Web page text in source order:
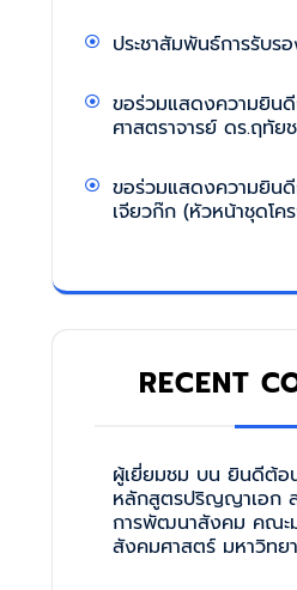
ประชาสัมพันธ์การรับร
ขอร่วมแสดงความยิน
ศาสตราจารย์ ดร.ฤทัย
ขอร่วมแสดงความยิน
เจียวก๊ก (หัวหน้าชุดโค
RECENT
ผู้เยี่ยมชม บน ยินดีต้อ
หลักสูตรปริญญาเอก ส
การพัฒนาสังคม คณะ
สังคมศาสตร์ มหาวิทย